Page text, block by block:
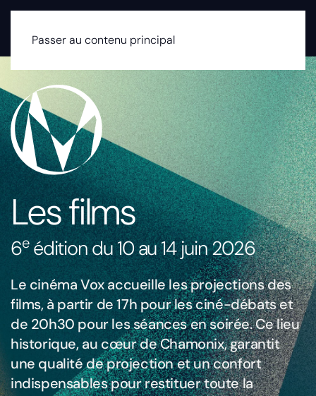
Passer au contenu principal
Les films
6eédition du 10 au 14 juin 2026
Le cinéma Vox accueille les projections des
films, à partir de 17h pour lesciné-débatset
de 20h30 pour les séances en soirée. Ce lieu
historique, au cœur de Chamonix, garantit
une qualité de projection et un confort
indispensables pour restituer toute la